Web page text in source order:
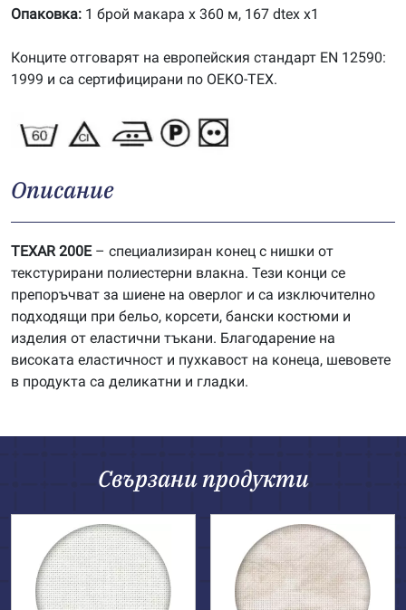
Опаковка: 1 брой макара х 360 м, 167 dtex x1
Конците отговарят на европейския стандарт EN 12590:
1999 и са сертифицирани по OEKO-TEX.
Описание
TEXAR 200E– специализиран конец с нишки от
текстурирани полиестерни влакна. Тези конци се
препоръчват за шиене на оверлог и са изключително
подходящи при бельо, корсети, бански костюми и
изделия от еластични тъкани. Благодарение на
високата еластичност и пухкавост на конеца, шевовете
в продукта са деликатни и гладки.
Свързани продукти